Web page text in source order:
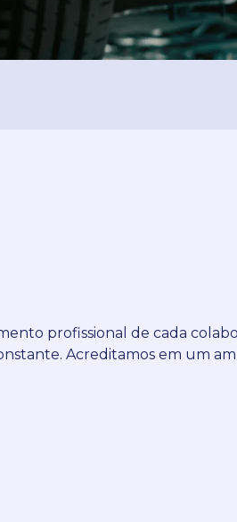
profissional de cada
Acreditamos em um